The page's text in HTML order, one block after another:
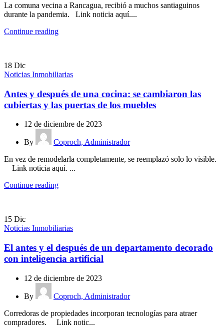
La comuna vecina a Rancagua, recibió a muchos santiaguinos
durante la pandemia. Link noticia aquí....
Continue reading
18 Dic
Noticias Inmobiliarias
Antes y después de una cocina: se cambiaron las
cubiertas y las puertas de los muebles
12 de diciembre de 2023
By
Coproch, Administrador
En vez de remodelarla completamente, se reemplazó solo lo visible.
Link noticia aquí. ...
Continue reading
15 Dic
Noticias Inmobiliarias
El antes y el después de un departamento decorado
con inteligencia artificial
12 de diciembre de 2023
By
Coproch, Administrador
Corredoras de propiedades incorporan tecnologías para atraer
compradores. Link notic...